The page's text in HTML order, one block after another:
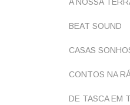
A NOSSA
BEAT SOUND
CASAS
CONTOS NA
DE TASCA EM